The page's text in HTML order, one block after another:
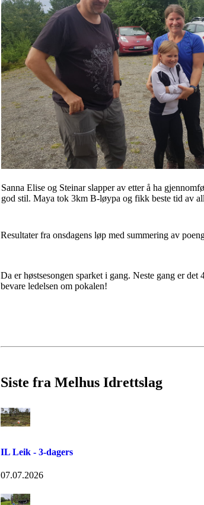
Sanna Elise og Steinar slapper av etter å ha
god stil. Maya tok 3km B-løypa og fikk beste tid av
Resultater fra onsdagens løp med summering av
Da er høstsesongen sparket i gang. Neste gang er
bevare ledelsen om pokalen!
Siste fra Melhus Idrettslag
IL Leik - 3-dagers
07.07.2026